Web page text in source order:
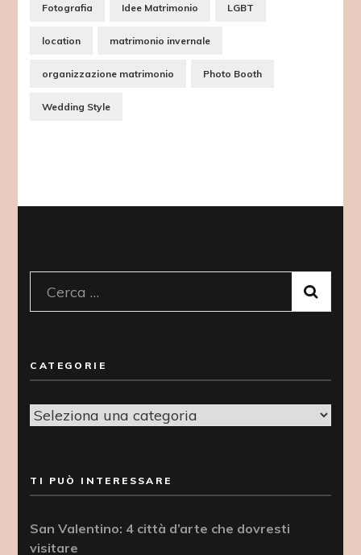
Fotografia Idee Matrimonio LGBT
location matrimonio invernale
organizzazione matrimonio Photo Booth
Wedding Style
Ricerca
per:
CATEGORIE
Categorie
TI PUÒ INTERESSARE
San Valentino: 4 città d’arte che dovresti
visitare